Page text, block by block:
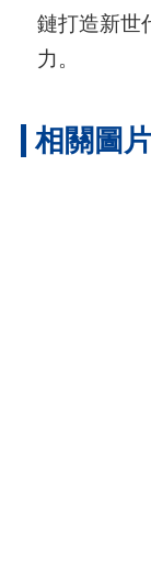
鏈打造新世
力。
相關圖